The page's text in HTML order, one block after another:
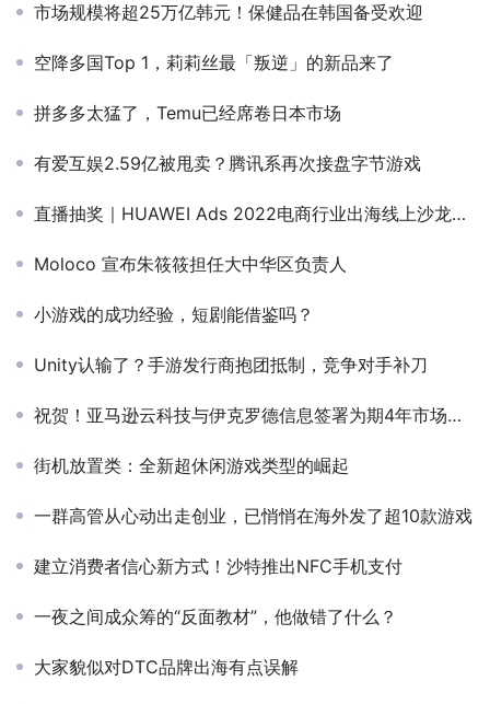
市场规模将超25万亿韩元！保健品在韩国备受欢迎
空降多国Top 1，莉莉丝最「叛逆」的新品来了
拼多多太猛了，Temu已经席卷日本市场
有爱互娱2.59亿被甩卖？腾讯系再次接盘字节游戏
直播抽奖｜HUAWEI Ads 2022电商行业出海线上沙龙等你来
Moloco 宣布朱筱筱担任大中华区负责人
小游戏的成功经验，短剧能借鉴吗？
Unity认输了？手游发行商抱团抵制，竞争对手补刀
祝贺！亚马逊云科技与伊克罗德信息签署为期4年市场拓展战略合作计划
街机放置类：全新超休闲游戏类型的崛起
一群高管从心动出走创业，已悄悄在海外发了超10款游戏
建立消费者信心新方式！沙特推出NFC手机支付
一夜之间成众筹的“反面教材”，他做错了什么？
大家貌似对DTC品牌出海有点误解